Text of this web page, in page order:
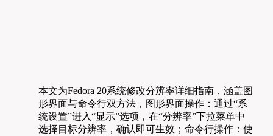
本文为Fedora 20系统修改分辨率详细指南，涵盖图
形界面与命令行双方法，图形界面操作：通过“系
统设置”进入“显示”选项，在“分辨率”下拉菜单中
选择目标分辨率，确认即可生效；命令行操作：使